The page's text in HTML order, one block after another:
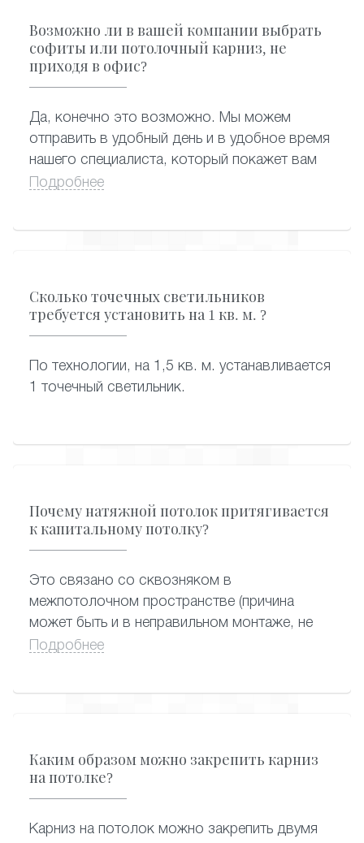
абсолютно гладким.
Возможно ли в вашей компании выбрать
софиты или потолочный карниз, не
приходя в офис?
Да, конечно это возможно. Мы можем
отправить в удобный день и в удобное время
нашего специалиста, который покажет вам
образцы карниза и по каталогу выберут
Подробнее
Сколько точечных светильников
требуется установить на 1 кв. м. ?
По технологии, на 1,5 кв. м. устанавливается
1 точечный светильник.
Почему натяжной потолок притягивается
к капитальному потолку?
Это связано со сквозняком в
межпотолочном пространстве (причина
может быть и в неправильном монтаже, не
запенили отверстие под люстру в плите
Подробнее
Каким образом можно закрепить карниз
на потолке?
Карниз на потолок можно закрепить двумя